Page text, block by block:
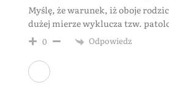
Myślę, że warunek, iż oboje
dużej mierze wyklucza tzw.
0 Odpowiedz